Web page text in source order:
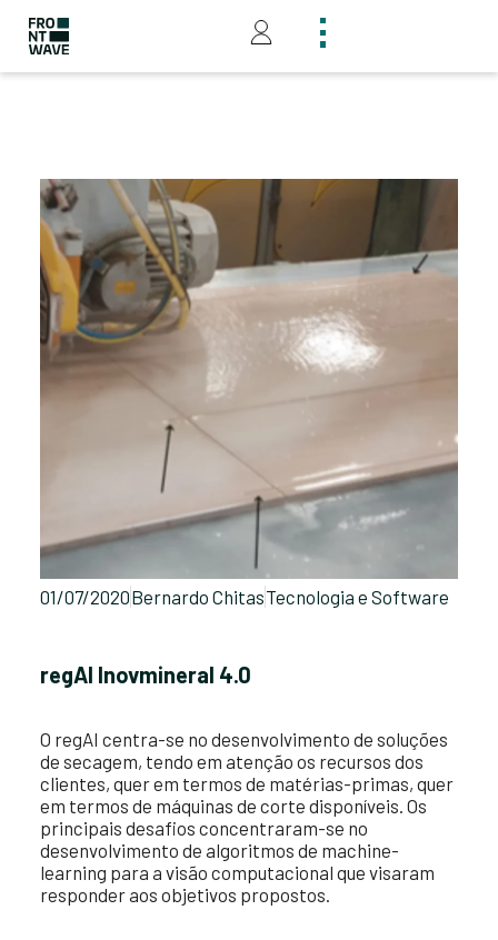
01/07/2020Bernardo ChitasTecnologia e Software
regAI Inovmineral 4.0
O regAI centra-se no desenvolvimento de soluções
de secagem, tendo em atenção os recursos dos
clientes, quer em termos de matérias-primas, quer
em termos de máquinas de corte disponíveis. Os
principais desafios concentraram-se no
desenvolvimento de algoritmos de machine-
learning para a visão computacional que visaram
responder aos objetivos propostos.